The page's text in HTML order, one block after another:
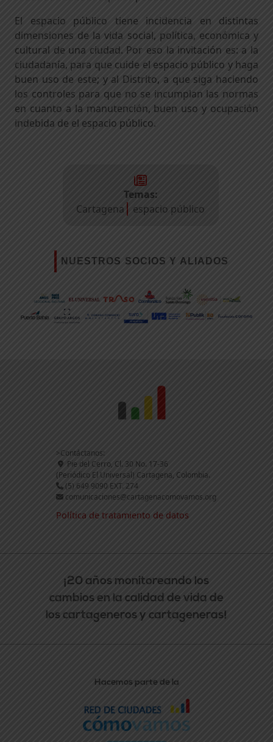
El espacio público tiene incidencia en distintas
dimensiones de la vida social, política, económica y
cultural de una ciudad. Por eso la invitación es: a la
ciudadanía, para que cuide el espacio público y haga
buen uso de este; y al Distrito, a que siga haciendo
los controles para que no se incumplan las normas
en cuanto a la manutención, buen uso y ocupación
indebida de el espacio público.
Temas:
Cartagena
espacio público
NUESTROS SOCIOS Y ALIADOS
>Contáctanos:
Pie del Cerro, Cl. 30 No. 17-36
(Periódico El Universal) Cartagena, Colombia.
(5) 649 9090 EXT. 274
comunicaciones@cartagenacomovamos.org
Política de tratamiento de datos
¡20 años monitoreando los
cambios en la calidad de vida de
los cartageneros y cartageneras!
Hacemos parte de la